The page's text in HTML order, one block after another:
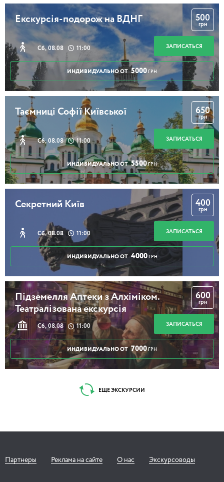
Екскурсія-подорож на ВДНГ
Сб, 08.08 11:00
500
грн
ЗАПИСАТЬСЯ
ИНДИВИДУАЛЬНО ОТ 5000 ГРН
Таємниці Софії Київської
Сб, 08.08 11:00
650
грн
ЗАПИСАТЬСЯ
ИНДИВИДУАЛЬНО ОТ 5500 ГРН
Секретний Київ
Сб, 08.08 11:00
400
грн
ЗАПИСАТЬСЯ
ИНДИВИДУАЛЬНО ОТ 4000 ГРН
Підземелля Аптеки з Алхіміком.
Театралізована екскурсія
Сб, 08.08 11:00
600
грн
ЗАПИСАТЬСЯ
ИНДИВИДУАЛЬНО ОТ 7000 ГРН
ЕЩЕ ЭКСКУРСИИ
Партнеры Реклама на сайте О нас Экскурсоводы